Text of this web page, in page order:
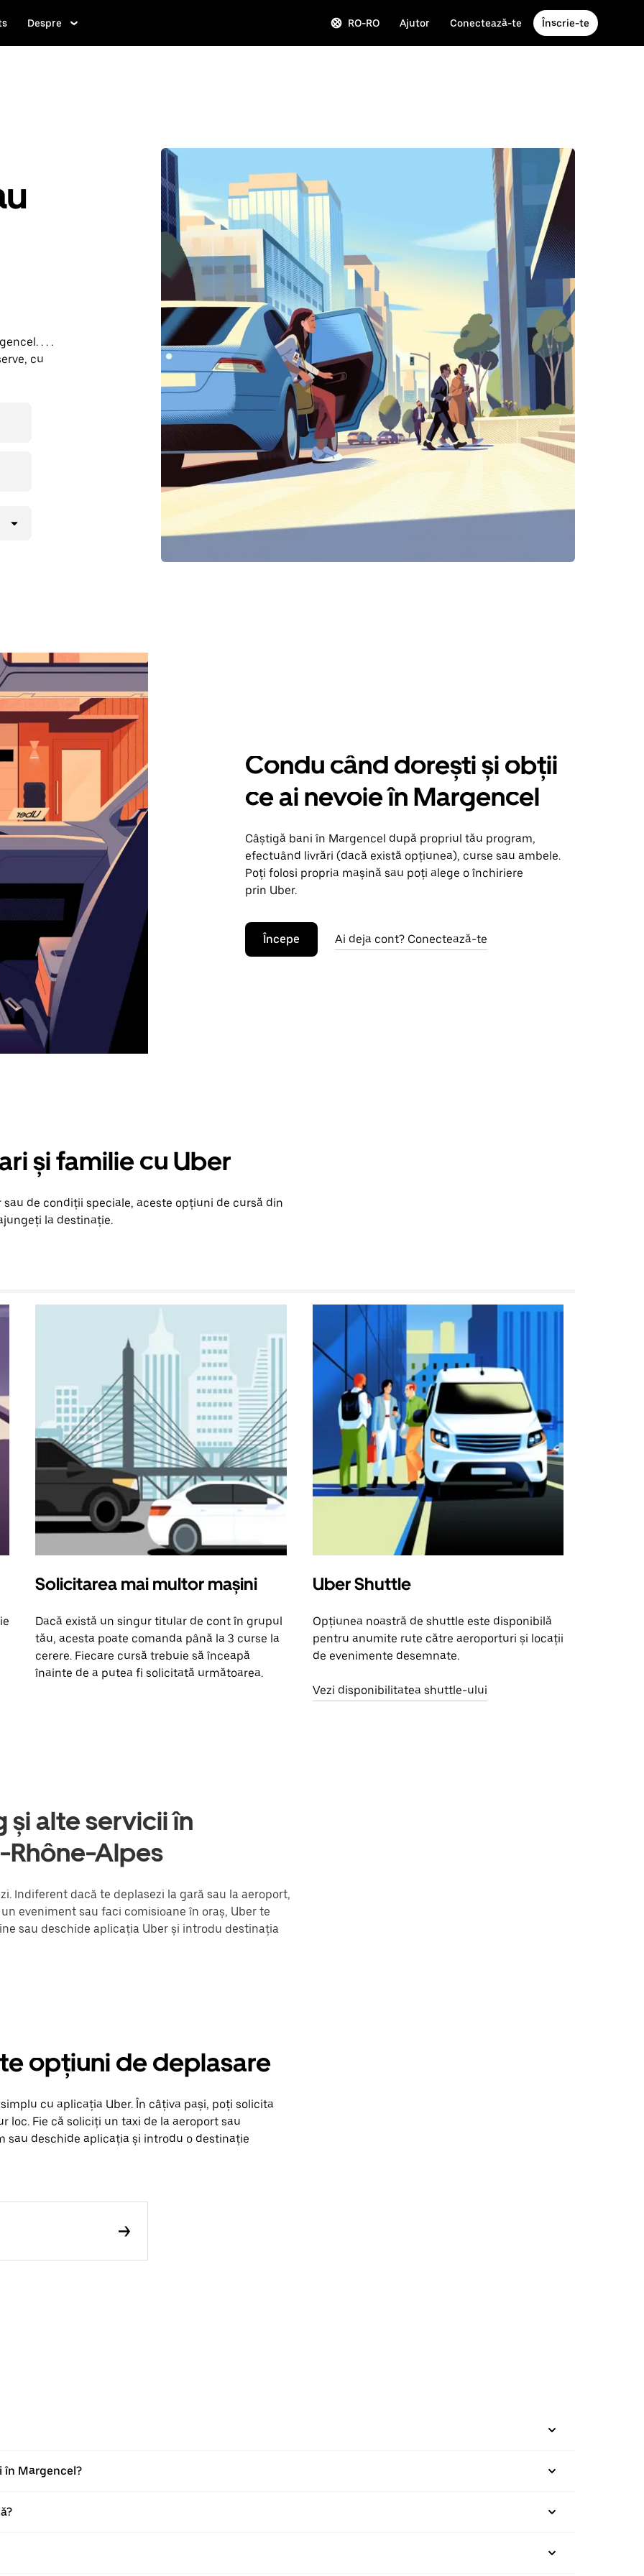
Despre RO-RO Ajutor Conectează-te Înscrie-te
. . .
cu
Condu când dorești și obții
ce ai nevoie în Margencel
Câștigă bani în Margencel după propriul tău program,
efectuând livrări (dacă există opțiunea), curse sau ambele.
Poți folosi propria mașină sau poți alege o închiriere
prin Uber.
Începe Ai deja cont? Conectează-te
și familie cu Uber
de condiții speciale, aceste opțiuni de cursă din
la destinație.
Solicitarea mai multor mașini
Dacă există un singur titular de cont în grupul
tău, acesta poate comanda până la 3 curse la
cerere. Fiecare cursă trebuie să înceapă
înainte de a putea fi solicitată următoarea.
Uber Shuttle
Opțiunea noastră de shuttle este disponibilă
pentru anumite rute către aeroporturi și locații
de evenimente desemnate.
Vezi disponibilitatea shuttle-ului
și alte servicii în
Rhône-Alpes
Indiferent dacă te deplasezi la gară sau la aeroport,
eveniment sau faci comisioane în oraș, Uber te
sau deschide aplicația Uber și introdu destinația
opțiuni de deplasare
cu aplicația Uber. În câțiva pași, poți solicita
Fie că soliciți un taxi de la aeroport sau
sau deschide aplicația și introdu o destinație
în Margencel?